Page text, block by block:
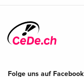
Folge uns auf Facebook